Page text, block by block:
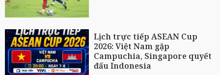
Lịch trực tiếp ASEAN Cup
2026: Việt Nam gặp
Campuchia, Singapore quyết
đấu Indonesia